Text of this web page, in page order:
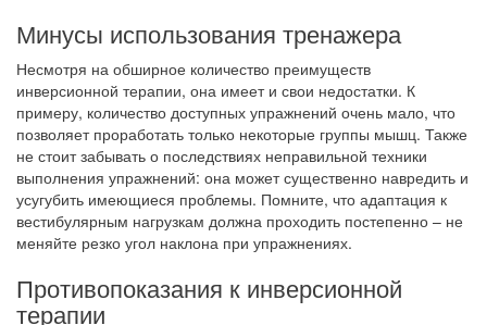
Минусы использования тренажера
Несмотря на обширное количество преимуществ
инверсионной терапии, она имеет и свои недостатки. К
примеру, количество доступных упражнений очень мало, что
позволяет проработать только некоторые группы мышц. Также
не стоит забывать о последствиях неправильной техники
выполнения упражнений: она может существенно навредить и
усугубить имеющиеся проблемы. Помните, что адаптация к
вестибулярным нагрузкам должна проходить постепенно – не
меняйте резко угол наклона при упражнениях.
Противопоказания к инверсионной
терапии